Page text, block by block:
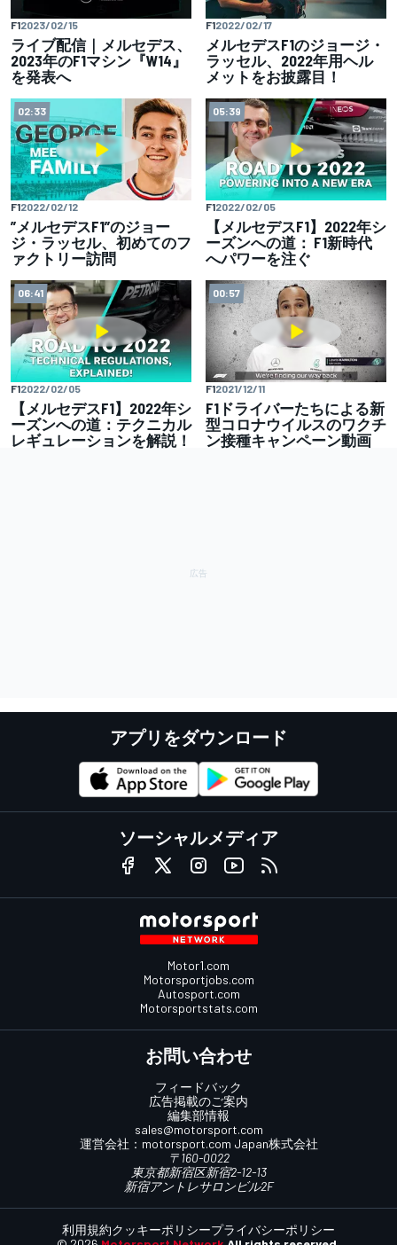
F12023/02/15
ライブ配信｜メルセデス、
2023年のF1マシン『W14』
を発表へ
F12022/02/17
メルセデスF1のジョージ・
ラッセル、2022年用ヘル
メットをお披露目！
02:33
F12022/02/12
”メルセデスF1”のジョー
ジ・ラッセル、初めてのフ
ァクトリー訪問
05:39
F12022/02/05
【メルセデスF1】2022年シ
ーズンへの道： F1新時代
へパワーを注ぐ
06:41
F12022/02/05
【メルセデスF1】2022年シ
ーズンへの道：テクニカル
レギュレーションを解説！
00:57
F12021/12/11
F1ドライバーたちによる新
型コロナウイルスのワクチ
ン接種キャンペーン動画
アプリをダウンロード
ソーシャルメディア
Motor1.com
Motorsportjobs.com
Autosport.com
Motorsportstats.com
お問い合わせ
フィードバック
広告掲載のご案内
編集部情報
sales@motorsport.com
運営会社： motorsport.com Japan株式会社
〒160-0022
東京都新宿区新宿2-12-13
新宿アントレサロンビル2F
利用規約クッキーポリシープライバシーポリシー